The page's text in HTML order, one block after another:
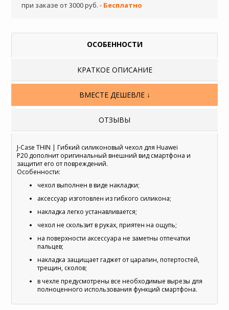
при заказе от 3000 руб. - Бесплатно
ОСОБЕННОСТИ
КРАТКОЕ ОПИСАНИЕ
ВМЕСТЕ ДЕШЕВЛЕ ↓
ОТЗЫВЫ
J-Case THIN | Гибкий силиконовый чехол для Huawei
P20 дополнит оригинальный внешний вид смартфона и
защитит его от повреждений.
Особенности:
чехол выполнен в виде накладки;
аксессуар изготовлен из гибкого силикона;
накладка легко устанавливается;
чехол не скользит в руках, приятен на ощупь;
на поверхности аксессуара не заметны отпечатки
пальцев;
накладка защищает гаджет от царапин, потертостей,
трещин, сколов;
в чехле предусмотрены все необходимые вырезы для
полноценного использования функций смартфона.